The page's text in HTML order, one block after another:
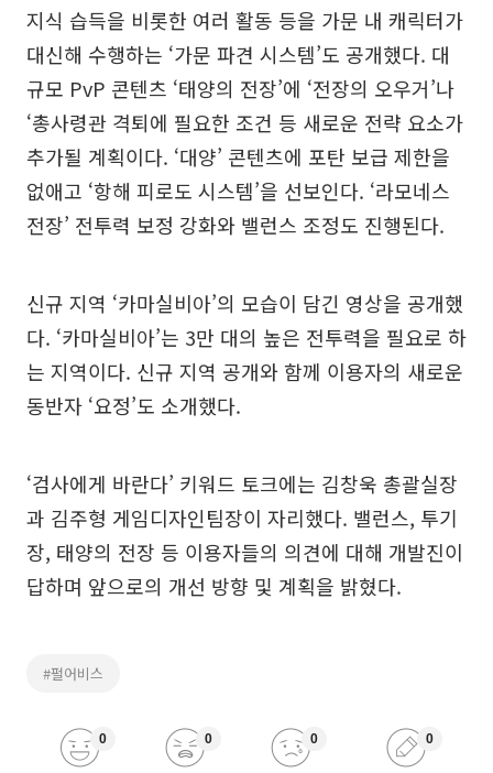
지식 습득을 비롯한 여러 활동 등을 가문 내 캐릭터가
대신해 수행하는 ‘가문 파견 시스템’도 공개했다. 대
규모 PvP 콘텐츠 ‘태양의 전장’에 ‘전장의 오우거’나
‘총사령관 격퇴에 필요한 조건 등 새로운 전략 요소가
추가될 계획이다. ‘대양’ 콘텐츠에 포탄 보급 제한을
없애고 ‘항해 피로도 시스템’을 선보인다. ‘라모네스
전장’ 전투력 보정 강화와 밸런스 조정도 진행된다.
신규 지역 ‘카마실비아’의 모습이 담긴 영상을 공개했
다. ‘카마실비아’는 3만 대의 높은 전투력을 필요로 하
는 지역이다. 신규 지역 공개와 함께 이용자의 새로운
동반자 ‘요정’도 소개했다.
‘검사에게 바란다’ 키워드 토크에는 김창욱 총괄실장
과 김주형 게임디자인팀장이 자리했다. 밸런스, 투기
장, 태양의 전장 등 이용자들의 의견에 대해 개발진이
답하며 앞으로의 개선 방향 및 계획을 밝혔다.
#펄어비스
0 0 0 0